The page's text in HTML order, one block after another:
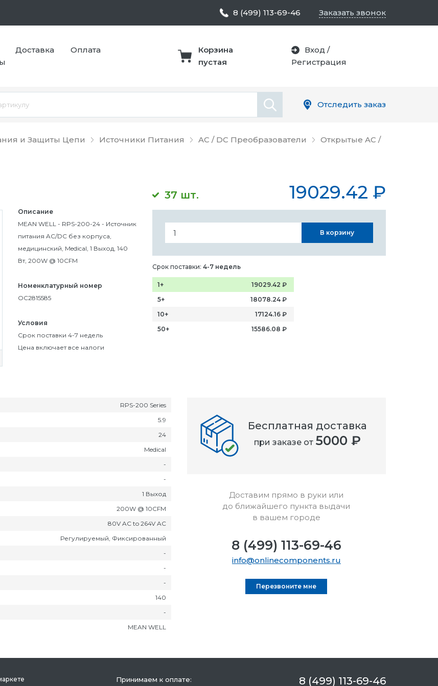
и Защиты Цепи Источники Питания AC / DC Преобразователи
Открытые AC /
37 шт. 19029.42 ₽
Описание
MEAN WELL - RPS-200-24 - Источник
питания AC/DC без корпуса,
медицинский, Medical, 1 Выход, 140
Вт, 200W @ 10CFM
Номенклатурный номер
OC2815585
Условия
Срок поставки 4-7 недель
Цена включает все налоги
В корзину
Срок поставки: 4-7 недель
1+ 19029.42 ₽
5+
18078.24₽
10+
17124.16₽
50+
15586.08 ₽
RPS-200 Series
5.9
24
Medical
-
-
1 Выход
200W @ 10CFM
80V AC to 264V AC
Регулируемый, Фиксированный
-
-
-
140
-
MEAN WELL
Бесплатная доставка
при заказе от 5000 ₽
Доставим прямо в руки или
до ближайшего пункта выдачи
в вашем городе
8 (499) 113-69-46
info@onlinecomponents.ru
Перезвоните мне
8 (499) 113-69-46 Заказать звонок
Доставка
Оплата
Корзина
пустая
Вход /
Регистрация
Отследить заказ
Принимаем к оплате: 8 (499) 113-69-46